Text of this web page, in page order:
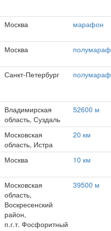
Москва марафон
Москва
Санкт-Петербург
Владимирская
область, Суздаль
52600 м
Московская
область, Истра
20 км
Москва 10 км
Московская
область,
Воскресенский
район,
п.г.т. Фосфоритный
39500 м